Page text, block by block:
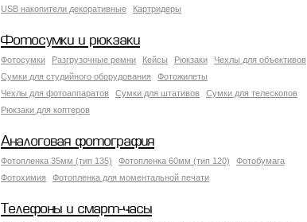
USB накопители декоративные
Картридеры
Фотосумки и рюкзаки
Фотосумки Разгрузочные ремни Кейсы Рюкзаки
Чехлы для объективов
Сумки для студийного оборудования
Фотожилеты
Чехлы для фотоаппаратов
Сумки для штативов
Сумки для телескопов
Рюкзаки для коптеров
Аналоговая фотография
Фотопленка 35мм (тип 135) Фотопленка 60мм (тип 120)
Фотобумага
Фотохимия
Фотопленка для моментальной печати
Телефоны и смарт-часы